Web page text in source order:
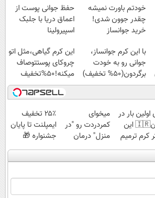
خودتم باورت نمیشه
چقدر جوون شدی!
خرید جوانساز
ویژه
حفظ جوانی پوست از
اعماق دریا با جلبک
اسپیرولینا
با این کرم جوانساز،
جوانی رو به خودت
برگردون(50% تخفیف)
این کرم گیاهی،مثل اتو
چروکای پوستتوصاف
میکنه!50%تخفیف
اولین بار در
ایران🇮🇷 این
کرم ترمیم
کننده 23 روزه
میخوای
کمردردت رو "در
منزل" درمان
کنی؟ (◂فیلم +
◂پرسش‌نامه)
۲۵٪ تخفیف
ایمپلنت تا پایان
جشنواره 🎁